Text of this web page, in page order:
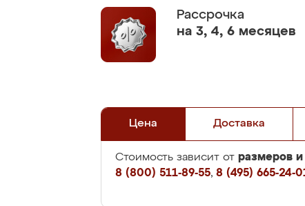
Рассрочка
на 3, 4, 6 месяцев
Цена Доставка
Стоимость зависит от размеров
8 (800) 511-89-55, 8 (495) 665-24-